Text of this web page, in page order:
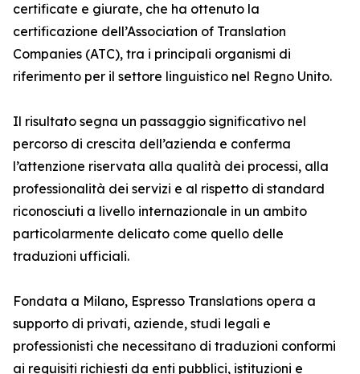
certificate e giurate, che ha ottenuto la
certificazione dell’Association of Translation
Companies (ATC), tra i principali organismi di
riferimento per il settore linguistico nel Regno Unito.
Il risultato segna un passaggio significativo nel
percorso di crescita dell’azienda e conferma
l’attenzione riservata alla qualità dei processi, alla
professionalità dei servizi e al rispetto di standard
riconosciuti a livello internazionale in un ambito
particolarmente delicato come quello delle
traduzioni ufficiali.
Fondata a Milano, Espresso Translations opera a
supporto di privati, aziende, studi legali e
professionisti che necessitano di traduzioni conformi
ai requisiti richiesti da enti pubblici, istituzioni e